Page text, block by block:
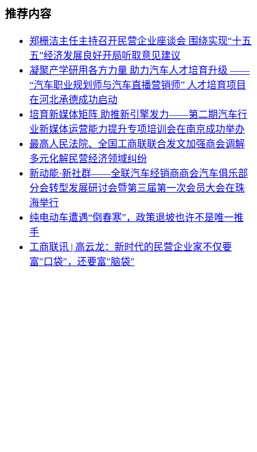
推荐内容
郑栅洁主任主持召开民营企业座谈会 围绕实现“十五
五”经济发展良好开局听取意见建议
凝聚产学研用各方力量 助力汽车人才培育升级 ——
“汽车职业规划师与汽车直播营销师” 人才培育项目
在河北承德成功启动
培育新媒体矩阵 助推新引擎发力——第二期汽车行
业新媒体运营能力提升专项培训会在南京成功举办
最高人民法院、全国工商联联合发文加强商会调解
多元化解民营经济领域纠纷
新动能·新社群——全联汽车经销商商会汽车俱乐部
分会转型发展研讨会暨第三届第一次会员大会在珠
海举行
纯电动车遭遇“倒春寒”，政策退坡也许不是唯一推
手
工商联讯 | 高云龙：新时代的民营企业家不仅要
富"口袋"，还要富"脑袋"